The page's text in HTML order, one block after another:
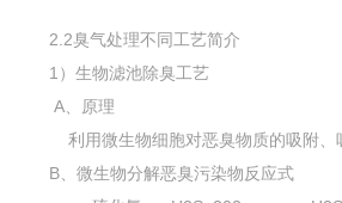
2.2臭气处理不同工艺简介
1）生物滤池除臭工艺
A、原理
利用微生物细胞对恶臭物质的吸附、
B、微生物分解恶臭污染物反应式